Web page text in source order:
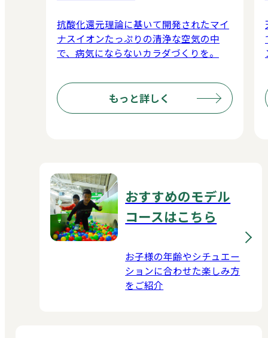
抗酸化還元理論に基いて開発されたマイ
ナスイオンたっぷりの清浄な空気の中
で、病気にならないカラダづくりを。
もっと詳しく
おすすめのモデル
コースはこちら
お子様の年齢やシチュエー
ションに合わせた楽しみ方
をご紹介